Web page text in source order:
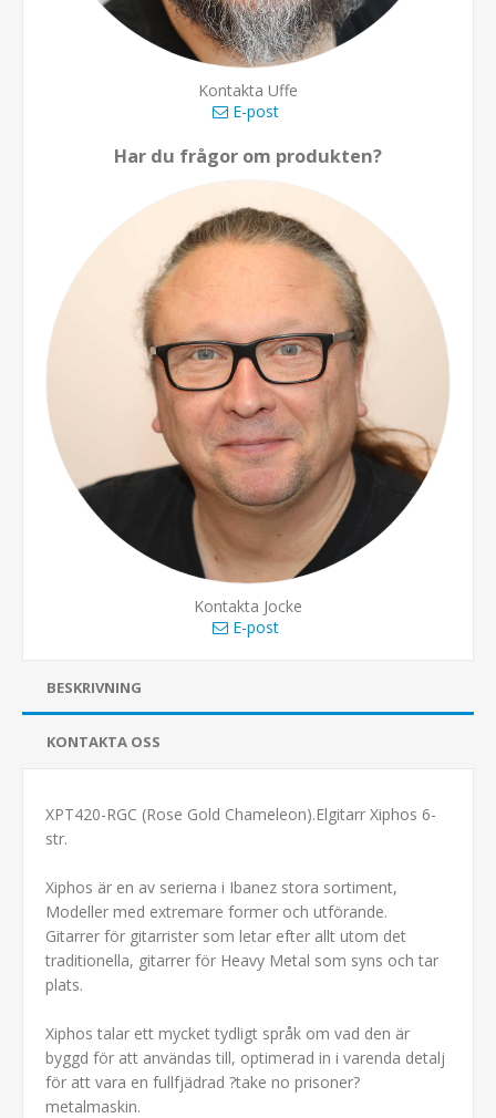
Kontakta Uffe
E-post
Har du frågor om produkten?
Kontakta Jocke
E-post
BESKRIVNING
KONTAKTA OSS
XPT420-RGC (Rose Gold Chameleon).Elgitarr Xiphos 6-
str.
Xiphos är en av serierna i Ibanez stora sortiment,
Modeller med extremare former och utförande.
Gitarrer för gitarrister som letar efter allt utom det
traditionella, gitarrer för Heavy Metal som syns och tar
plats.
Xiphos talar ett mycket tydligt språk om vad den är
byggd för att användas till, optimerad in i varenda detalj
för att vara en fullfjädrad ?take no prisoner?
metalmaskin.